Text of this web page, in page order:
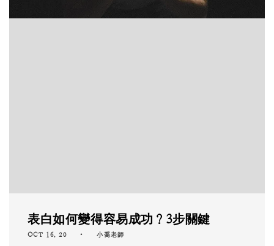
表白如何變得容易成功？3步關鍵
OCT 16, 20 小喬老師